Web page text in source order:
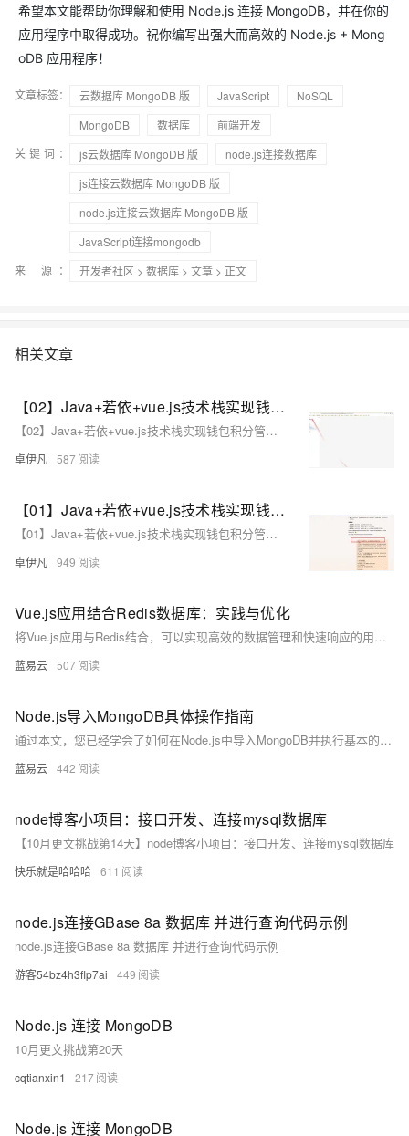
希望本文能帮助你理解和使用 Node.js 连接 MongoDB，并在你的
应用程序中取得成功。祝你编写出强大而高效的 Node.js + Mong
oDB 应用程序！
文章标签： 云数据库 MongoDB 版 JavaScript
NoSQL
MongoDB
数据库
前端开发
关键词：
js云数据库 MongoDB 版
node.js连接数据库
js连接云数据库 MongoDB 版
node.js连接云数据库 MongoDB 版
JavaScript连接mongodb
来 源：
开发者社区 > 数据库 > 文章 > 正文
相关文章
【02】Java+若依+vue.js技术栈实现钱包积分管理系统项目-商业级电玩城积分系统商业项目实战-ui设计图figmaUI设计准备-figma汉化插件-mysql数据库设计-优雅草卓伊凡商业项目实战
【02】Java+若依+vue.js技术栈实现钱包积分管理系统项目-商业级电玩城积分系统商业项目实战-ui设计图figmaUI设计准备-figma汉化插件-mysql数据库设计-优雅草卓伊凡商业项目实战
卓伊凡 587
【01】Java+若依+vue.js技术栈实现钱包积分管理系统项目-商业级电玩城积分系统商业项目实战-需求改为思维导图-设计数据库-确定基础架构和设计-优雅草卓伊凡商业项目实战
【01】Java+若依+vue.js技术栈实现钱包积分管理系统项目-商业级电玩城积分系统商业项目实战-需求改为思维导图-设计数据库-确定基础架构和设计-优雅草卓伊凡商业项目实战
卓伊凡 949
Vue.js应用结合Redis数据库：实践与优化
将Vue.js应用与Redis结合，可以实现高效的数据管理和快速响应的用户体验。通过合理的实践步骤和优化策略，可以充分发挥两者的优势，提高应用的性能和可靠性。希望本文能为您在实际开发中提供有价值的参考。
蓝易云 507
Node.js导入MongoDB具体操作指南
通过本文，您已经学会了如何在Node.js中导入MongoDB并执行基本的CRUD操作。Node.js与MongoDB的结合使得构建高效、可扩展的后端服务变得更加容易。通过遵循本文的步骤，您可以快速设置并运行一个强大的数据存储和处理系统。希望这篇指南能为您的开发工作提供实用的帮助。
蓝易云 442
node博客小项目：接口开发、连接mysql数据库
【10月更文挑战第14天】node博客小项目：接口开发、连接mysql数据库
快乐就是哈哈哈 611
node.js连接GBase 8a 数据库 并进行查询代码示例
node.js连接GBase 8a 数据库 并进行查询代码示例
游客54bz4h3flp7ai 449
Node.js 连接 MongoDB
10月更文挑战第20天
cqtianxin1 217
Node.js 连接 MongoDB